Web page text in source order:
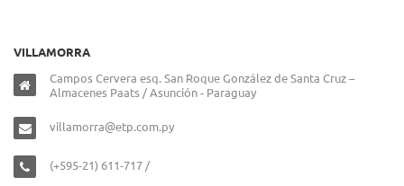
VILLAMORRA
Campos Cervera esq. San Roque González de Santa Cruz –
Almacenes Paats / Asunción - Paraguay
villamorra@etp.com.py
(+595-21) 611-717 /